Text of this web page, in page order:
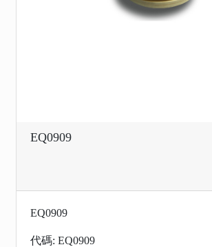
EQ0909
EQ0909
代碼: EQ0909